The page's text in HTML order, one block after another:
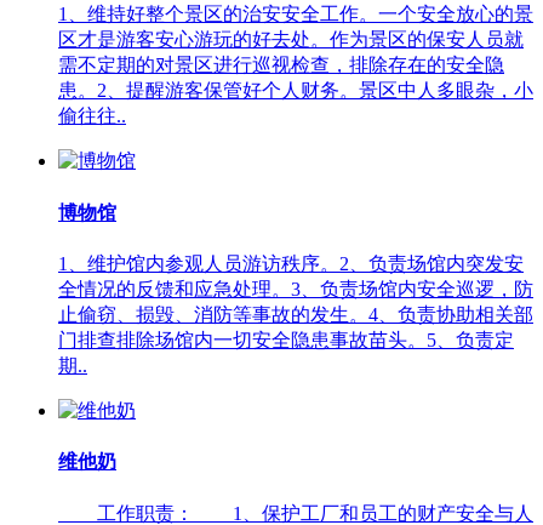
1、维持好整个景区的治安安全工作。一个安全放心的景
区才是游客安心游玩的好去处。作为景区的保安人员就
需不定期的对景区进行巡视检查，排除存在的安全隐
患。2、提醒游客保管好个人财务。景区中人多眼杂，小
偷往往..
博物馆
1、维护馆内参观人员游访秩序。2、负责场馆内突发安
全情况的反馈和应急处理。3、负责场馆内安全巡逻，防
止偷窃、损毁、消防等事故的发生。4、负责协助相关部
门排查排除场馆内一切安全隐患事故苗头。5、负责定
期..
维他奶
工作职责： 1、保护工厂和员工的财产安全与人